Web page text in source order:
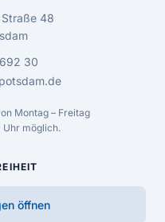
48
30
Montag – Freitag
Uhr möglich.
öffnen